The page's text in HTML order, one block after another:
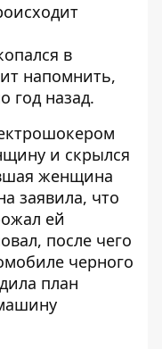
в
напомнить,
год назад.
и скрылся
женщина
заявила, что
ей
после чего
черного
план